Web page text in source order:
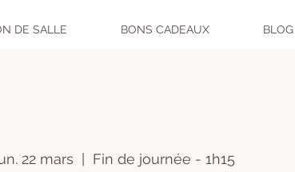
DE SALLE BONS CADEAUX BLOG
22 mars
  |
Fin de journée - 1h15